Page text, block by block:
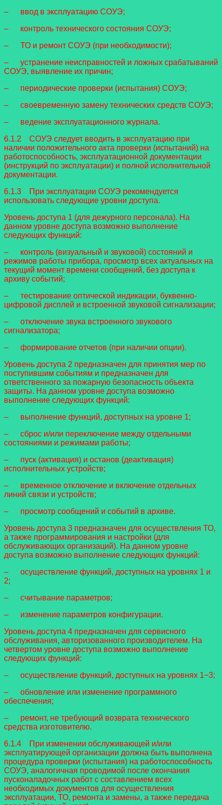
– ввод в эксплуатацию СОУЭ;
– контроль технического состояния СОУЭ;
– ТО и ремонт СОУЭ (при необходимости);
– устранение неисправностей и ложных срабатываний
СОУЭ, выявление их причин;
– периодические проверки (испытания) СОУЭ;
– своевременную замену технических средств СОУЭ;
– ведение эксплуатационного журнала.
6.1.2 СОУЭ следует вводить в эксплуатацию при
наличии положительного акта проверки (испытаний) на
работоспособность, эксплуатационной документации
(инструкций по эксплуатации) и полной исполнительной
документации.
6.1.3 При эксплуатации СОУЭ рекомендуется
использовать следующие уровни доступа.
Уровень доступа 1 (для дежурного персонала). На
данном уровне доступа возможно выполнение
следующих функций:
– контроль (визуальный и звуковой) состояний и
режимов работы прибора, просмотр всех актуальных на
текущий момент времени сообщений, без доступа к
архиву событий;
– тестирование оптической индикации, буквенно-
цифровой дисплей и встроенной звуковой сигнализации;
– отключение звука встроенного звукового
сигнализатора;
– формирование отчетов (при наличии опции).
Уровень доступа 2 предназначен для принятия мер по
поступившим событиям и предназначен для
ответственного за пожарную безопасность объекта
защиты. На данном уровне доступа возможно
выполнение следующих функций:
– выполнение функций, доступных на уровне 1;
– сброс и/или переключение между отдельными
состояниями и режимами работы;
– пуск (активация) и останов (деактивация)
исполнительных устройств;
– временное отключение и включение отдельных
линий связи и устройств;
– просмотр сообщений и событий в архиве.
Уровень доступа 3 предназначен для осуществления ТО,
а также программирования и настройки (для
обслуживающих организаций). На данном уровне
доступа возможно выполнение следующих функций:
– осуществление функций, доступных на уровнях 1 и
2;
– считывание параметров;
– изменение параметров конфигурации.
Уровень доступа 4 предназначен для сервисного
обслуживания, авторизованного производителем. На
четвертом уровне доступа возможно выполнение
следующих функций:
– осуществление функций, доступных на уровнях 1−3;
– обновление или изменение программного
обеспечения;
– ремонт, не требующий возврата технического
средства изготовителю.
6.1.4 При изменении обслуживающей и/или
эксплуатирующей организации должна быть выполнена
процедура проверки (испытания) на работоспособность
СОУЭ, аналогичная проводимой после окончания
пусконаладочных работ с составлением всех
необходимых документов для осуществления
эксплуатации, ТО, ремонта и замены, а также передача